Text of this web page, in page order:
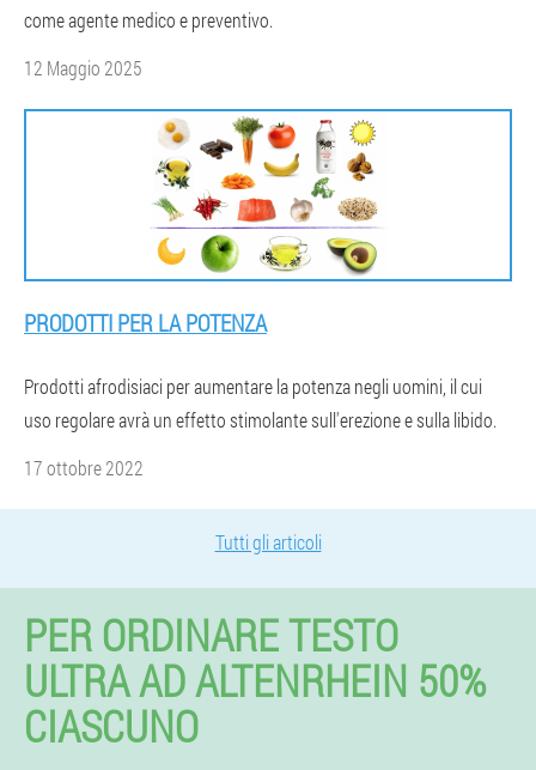
come agente medico e preventivo.
12 Maggio 2025
PRODOTTI PER LA POTENZA
Prodotti afrodisiaci per aumentare la potenza negli uomini, il cui
uso regolare avrà un effetto stimolante sull'erezione e sulla libido.
17 ottobre 2022
Tutti gli articoli
PER ORDINARE TESTO
ULTRA AD ALTENRHEIN 50%
CIASCUNO